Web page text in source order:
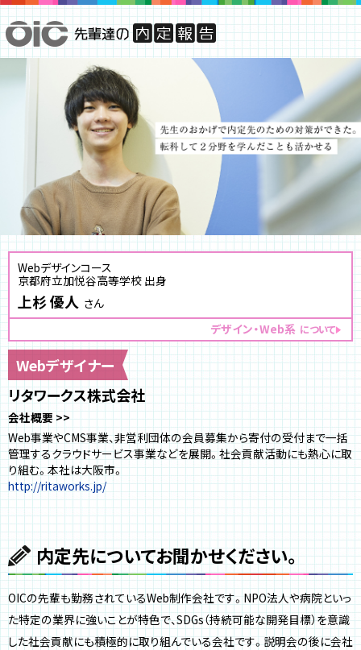
Webデザインコース
京都府立加悦谷高等学校 出身
上杉 優人 さん
デザイン・Web系 について
Webデザイナー
リタワークス株式会社
会社概要
Web事業やCMS事業、非営利団体の会員募集から寄付の受付まで一括
管理するクラウドサービス事業などを展開。社会貢献活動にも熱心に取
り組む。本社は大阪市。
http://ritaworks.jp/
内定先についてお聞かせください。
OICの先輩も勤務されているWeb制作会社です。NPO法人や病院といっ
た特定の業界に強いことが特色で、SDGs（持続可能な開発目標）を意識
した社会貢献にも積極的に取り組んでいる会社です。説明会の後に会社